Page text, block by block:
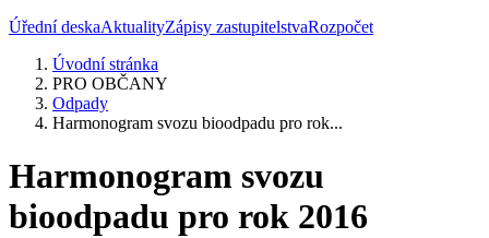
Úřední deskaAktualityZápisy zastupitelstvaRozpočet
Úvodní stránka
PRO OBČANY
Odpady
Harmonogram svozu bioodpadu pro rok...
Harmonogram svozu
bioodpadu pro rok 2016